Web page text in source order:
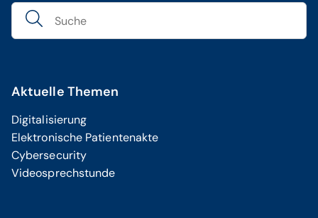
Aktuelle Themen
Digitalisierung
Elektronische Patientenakte
Cybersecurity
Videosprechstunde